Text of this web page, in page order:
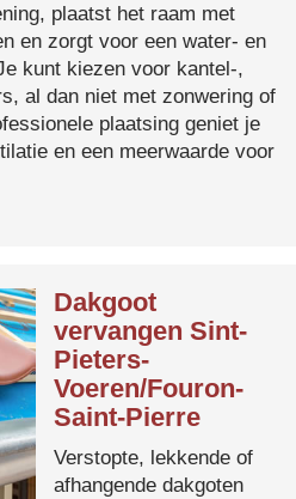
plaatst het raam met
en zorgt voor een water- en
kunt kiezen voor kantel-,
al dan niet met zonwering of
plaatsing geniet je
en een meerwaarde voor
Dakgoot
vervangen Sint-
Pieters-
Voeren/Fouron-
Saint-Pierre
Verstopte, lekkende of
afhangende dakgoten